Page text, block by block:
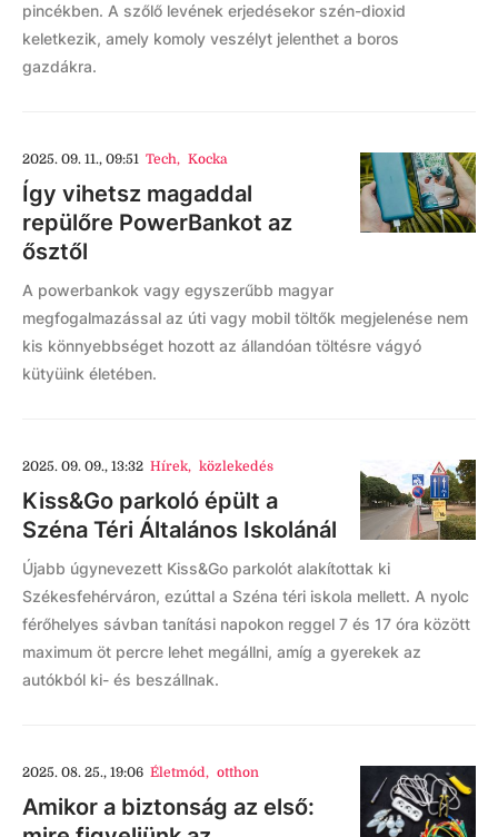
pincékben. A szőlő levének erjedésekor szén-dioxid
keletkezik, amely komoly veszélyt jelenthet a boros
gazdákra.
2025. 09. 11., 09:51 Tech, Kocka
Így vihetsz magaddal
repülőre PowerBankot az
ősztől
A powerbankok vagy egyszerűbb magyar
megfogalmazással az úti vagy mobil töltők megjelenése nem
kis könnyebbséget hozott az állandóan töltésre vágyó
kütyüink életében.
2025. 09. 09., 13:32 Hírek, közlekedés
Kiss&Go parkoló épült a
Széna Téri Általános Iskolánál
Újabb úgynevezett Kiss&Go parkolót alakítottak ki
Székesfehérváron, ezúttal a Széna téri iskola mellett. A nyolc
férőhelyes sávban tanítási napokon reggel 7 és 17 óra között
maximum öt percre lehet megállni, amíg a gyerekek az
autókból ki- és beszállnak.
2025. 08. 25., 19:06 Életmód, otthon
Amikor a biztonság az első: